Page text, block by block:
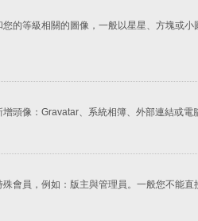
的等級相關的圖像，一般以星星、方塊或
頭像：Gravatar、系統相簿、外部連結或
會員，例如：版主與管理員。一般您不能